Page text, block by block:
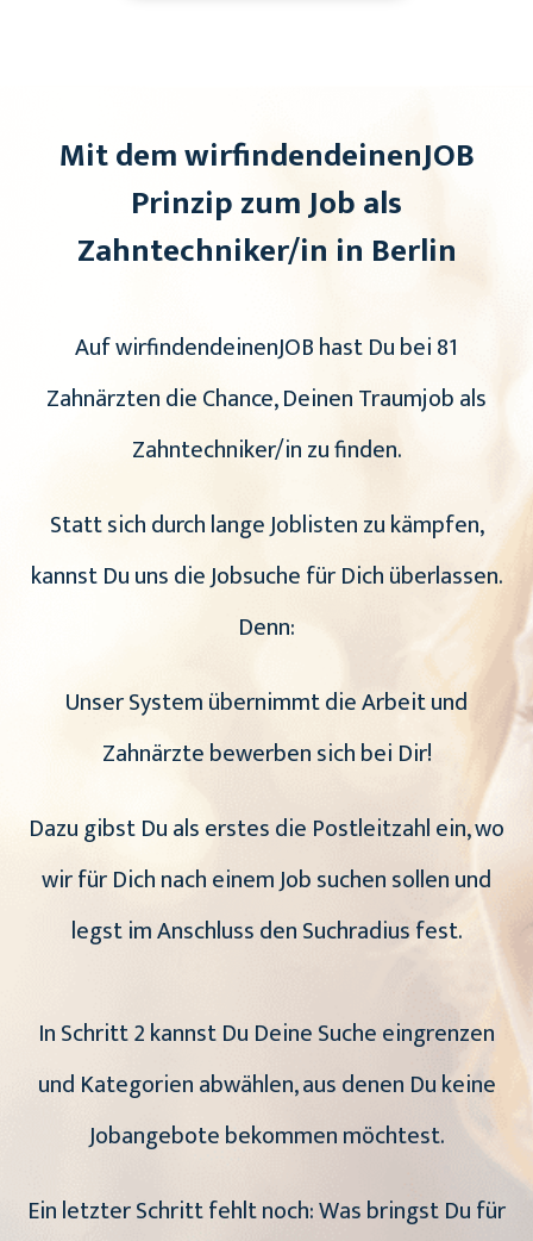
Mit dem wirfindendeinenJOB
Prinzip zum Job als
Zahntechniker/in in Berlin
Auf wirfindendeinenJOB hast Du bei 81
Zahnärzten die Chance, Deinen Traumjob als
Zahntechniker/in zu finden.
Statt sich durch lange Joblisten zu kämpfen,
kannst Du uns die Jobsuche für Dich überlassen.
Denn:
Unser System übernimmt die Arbeit und
Zahnärzte bewerben sich bei Dir!
Dazu gibst Du als erstes die Postleitzahl ein, wo
wir für Dich nach einem Job suchen sollen und
legst im Anschluss den Suchradius fest.
In Schritt 2 kannst Du Deine Suche eingrenzen
und Kategorien abwählen, aus denen Du keine
Jobangebote bekommen möchtest.
Ein letzter Schritt fehlt noch: Was bringst Du für